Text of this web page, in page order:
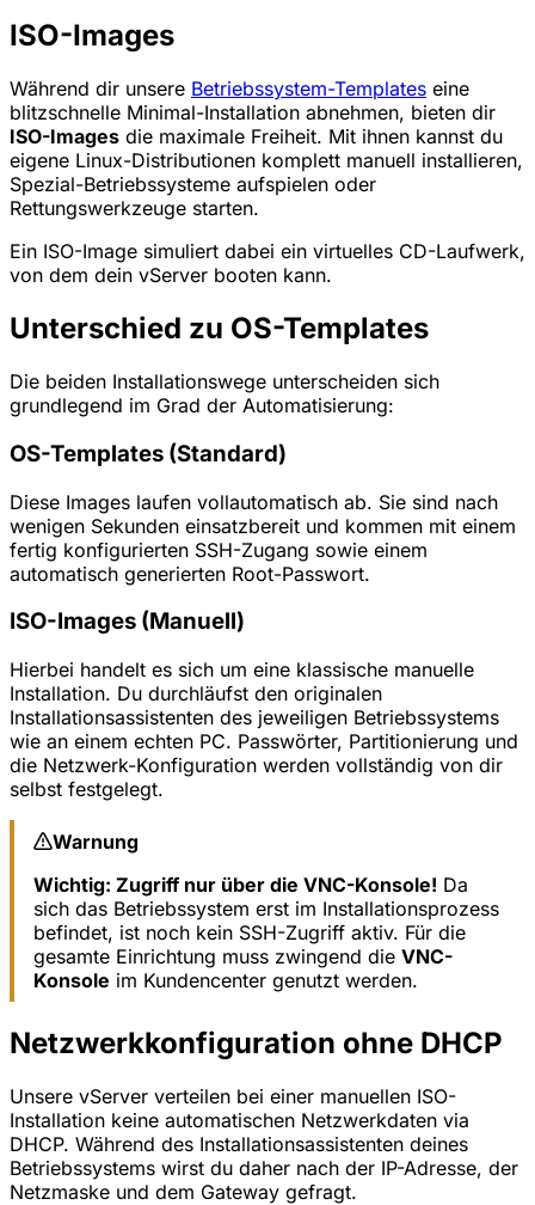
ISO-Images
Während dir unsere Betriebssystem-Templates eine
blitzschnelle Minimal-Installation abnehmen, bieten dir
ISO-Images die maximale Freiheit. Mit ihnen kannst du
eigene Linux-Distributionen komplett manuell installieren,
Spezial-Betriebssysteme aufspielen oder
Rettungswerkzeuge starten.
Ein ISO-Image simuliert dabei ein virtuelles CD-Laufwerk,
von dem dein vServer booten kann.
Unterschied zu OS-Templates
Die beiden Installationswege unterscheiden sich
grundlegend im Grad der Automatisierung:
OS-Templates (Standard)
Diese Images laufen vollautomatisch ab. Sie sind nach
wenigen Sekunden einsatzbereit und kommen mit einem
fertig konfigurierten SSH-Zugang sowie einem
automatisch generierten Root-Passwort.
ISO-Images (Manuell)
Hierbei handelt es sich um eine klassische manuelle
Installation. Du durchläufst den originalen
Installationsassistenten des jeweiligen Betriebssystems
wie an einem echten PC. Passwörter, Partitionierung und
die Netzwerk-Konfiguration werden vollständig von dir
selbst festgelegt.
Warnung
Wichtig: Zugriff nur über die VNC-Konsole! Da
sich das Betriebssystem erst im Installationsprozess
befindet, ist noch kein SSH-Zugriff aktiv. Für die
gesamte Einrichtung muss zwingend die VNC-
Konsole im Kundencenter genutzt werden.
Netzwerkkonfiguration ohne DHCP
Unsere vServer verteilen bei einer manuellen ISO-
Installation keine automatischen Netzwerkdaten via
DHCP. Während des Installationsassistenten deines
Betriebssystems wirst du daher nach der IP-Adresse, der
Netzmaske und dem Gateway gefragt.